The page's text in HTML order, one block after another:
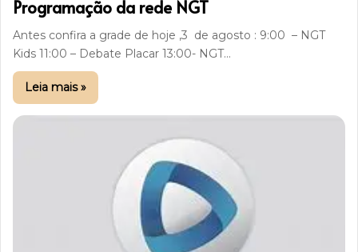
Programação da rede NGT
Antes confira a grade de hoje ,3 de agosto : 9:00 – NGT
Kids 11:00 – Debate Placar 13:00- NGT…
Leia mais »